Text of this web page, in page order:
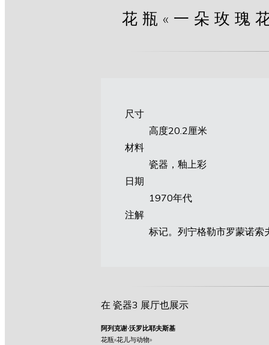
花瓶«一朵玫瑰
尺寸
高度20.2厘米
材料
瓷器，釉上彩
日期
1970年代
注解
标记。列宁格勒市罗蒙诺索
在 瓷器3 展厅也展示
阿列克谢·沃罗比耶夫斯基
花瓶«花儿与动物»